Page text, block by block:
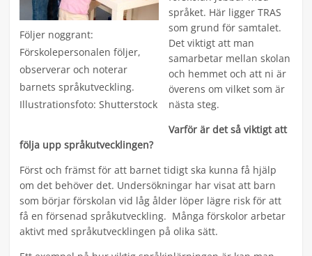
Följer noggrant:
Förskolepersonalen följer,
observerar och noterar
barnets språkutveckling.
Illustrationsfoto: Shutterstock
språket. Här ligger TRAS
som grund för samtalet.
Det viktigt att man
samarbetar mellan skolan
och hemmet och att ni är
överens om vilket som är
nästa steg.
Varför är det så viktigt att
följa upp språkutvecklingen?
Först och främst för att barnet tidigt ska kunna få hjälp
om det behöver det. Undersökningar har visat att barn
som börjar förskolan vid låg ålder löper lägre risk för att
få en försenad språkutveckling. Många förskolor arbetar
aktivt med språkutvecklingen på olika sätt.